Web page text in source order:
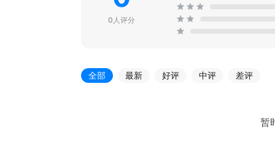
0人评分
全部 最新 好评 中评 差评